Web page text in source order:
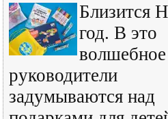
Близится
год. В это
руководители
задумываются над